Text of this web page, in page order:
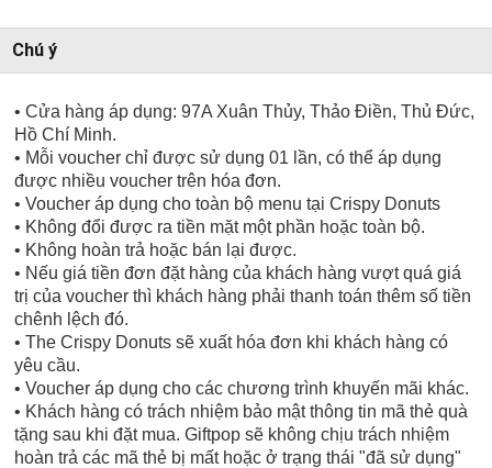
Chú ý
• Cửa hàng áp dụng: 97A Xuân Thủy, Thảo Điền, Thủ Đức,
Hồ Chí Minh.
• Mỗi voucher chỉ được sử dụng 01 lần, có thể áp dụng
được nhiều voucher trên hóa đơn.
• Voucher áp dụng cho toàn bộ menu tại Crispy Donuts
• Không đổi được ra tiền mặt một phần hoặc toàn bộ.
• Không hoàn trả hoặc bán lại được.
• Nếu giá tiền đơn đặt hàng của khách hàng vượt quá giá
trị của voucher thì khách hàng phải thanh toán thêm số tiền
chênh lệch đó.
• The Crispy Donuts sẽ xuất hóa đơn khi khách hàng có
yêu cầu.
• Voucher áp dụng cho các chương trình khuyến mãi khác.
• Khách hàng có trách nhiệm bảo mật thông tin mã thẻ quà
tặng sau khi đặt mua. Giftpop sẽ không chịu trách nhiệm
hoàn trả các mã thẻ bị mất hoặc ở trạng thái "đã sử dụng"